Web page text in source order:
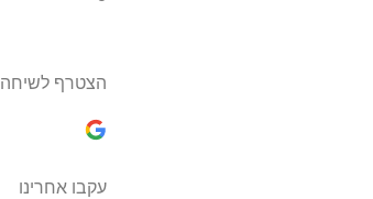
הצטרף לשיחה
עקבו אחרינו